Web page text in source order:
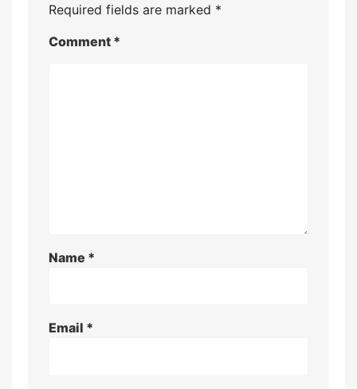
Required fields are marked *
Comment *
Name *
Email *